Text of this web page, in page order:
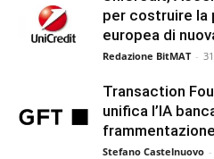
per costruire la
europea di
Redazione BitMAT -
Transaction
unifica l’IA
Stefano Castelnuovo -